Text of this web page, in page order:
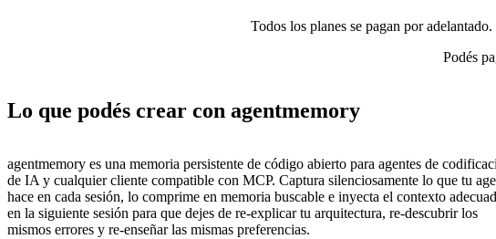
Todos los planes se pagan por
Podés
Lo que podés crear con agentmemory
agentmemory es una memoria persistente de código abierto para agentes de
de IA y cualquier cliente compatible con MCP. Captura silenciosamente lo que tu
hace en cada sesión, lo comprime en memoria buscable e inyecta el contexto
en la siguiente sesión para que dejes de re-explicar tu arquitectura, re-descubrir los
mismos errores y re-enseñar las mismas preferencias.